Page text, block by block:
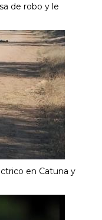
de robo y le
en Catuna y